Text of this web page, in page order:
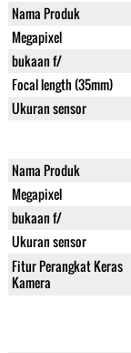
Nama Produk
Megapixel
bukaan f/
Focal length (35mm)
Ukuran sensor
Nama Produk
Megapixel
bukaan f/
Ukuran sensor
Fitur Perangkat Keras
Kamera